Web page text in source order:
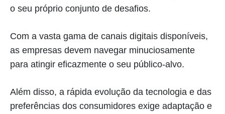
o seu próprio conjunto de desafios.
Com a vasta gama de canais digitais disponíveis,
as empresas devem navegar minuciosamente
para atingir eficazmente o seu público-alvo.
Além disso, a rápida evolução da tecnologia e das
preferências dos consumidores exige adaptação e